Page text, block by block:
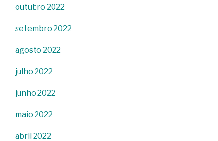
outubro 2022
setembro 2022
agosto 2022
julho 2022
junho 2022
maio 2022
abril 2022